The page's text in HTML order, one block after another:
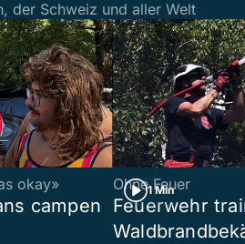
der Schweiz und aller Welt
okay»
campen
1 Min
Ohne Feuer
Feuerwehr